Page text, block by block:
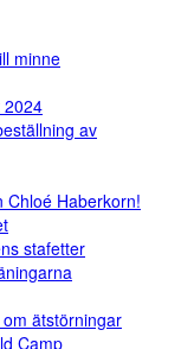
minne
2024
av
Chloé Haberkorn!
stafetter
ätstörningar
Camp